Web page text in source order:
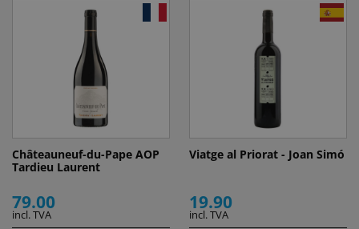
Châteauneuf-du-Pape AOP
Tardieu Laurent
79.00
incl. TVA
Viatge al Priorat - Joan Simó
19.90
incl. TVA